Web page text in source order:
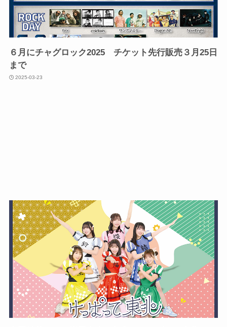
６月にチャグロック2025 チケット先行販売３月25日
まで
2025-03-23